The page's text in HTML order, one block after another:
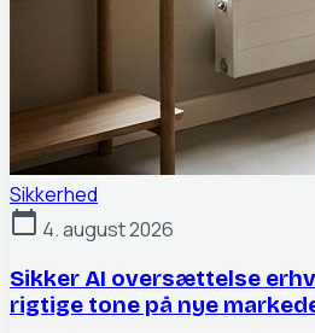
Sikkerhed
calendar_today 4. august 2026
Sikker AI oversættelse
rigtige tone på nye